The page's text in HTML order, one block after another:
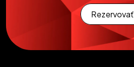
Rezervovať